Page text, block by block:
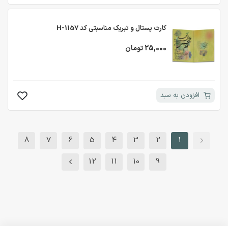
کارت پستال و تبریک مناسبتی کد H-1157
25,000 تومان
افزودن به سبد
1
2
3
4
5
6
7
8
9
10
11
12